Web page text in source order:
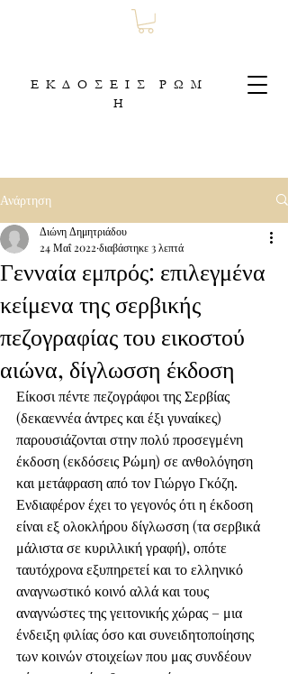
Ε Κ Δ Ο Σ Ε Ι Σ Ρ Ω Μ
Η
Ανάρτηση
Γενναία εμπρός: επιλεγμένα
κείμενα της σερβικής
πεζογραφίας του εικοστού
αιώνα, δίγλωσση έκδοση
Διώνη Δημητριάδου
24 Μαΐ 2022 διαβάστηκε 3 λεπτά
Είκοσι πέντε πεζογράφοι της Σερβίας
(δεκαεννέα άντρες και έξι γυναίκες)
παρουσιάζονται στην πολύ προσεγμένη
έκδοση (εκδόσεις Ρώμη) σε ανθολόγηση
και μετάφραση από τον Γιώργο Γκόζη.
Ενδιαφέρον έχει το γεγονός ότι η έκδοση
είναι εξ ολοκλήρου δίγλωσση (τα σερβικά
μάλιστα σε κυριλλική γραφή), οπότε
ταυτόχρονα εξυπηρετεί και το ελληνικό
αναγνωστικό κοινό αλλά και τους
αναγνώστες της γειτονικής χώρας – μια
ένδειξη φιλίας όσο και συνειδητοποίησης
των κοινών στοιχείων που μας συνδέουν